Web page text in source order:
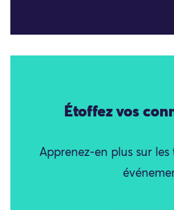
Étoffez vos
Apprenez-en plus sur les